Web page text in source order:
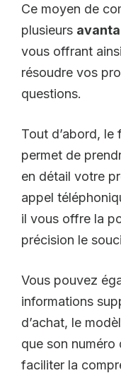
Ce moyen de
plusieurs
vous offrant
résoudre vos
questions.
Tout d’abord,
permet de
en détail votre
appel
il vous offre la
précision le
Vous pouvez
informations
d’achat, le
que son numéro
faciliter la